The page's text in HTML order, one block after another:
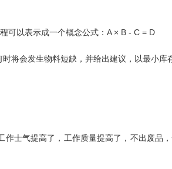
可以表示成一个概念公式： A × B - C = D
将会发生物料短缺，并给出建议，以最小库
士气提高了，工作质量提高了，不出废品